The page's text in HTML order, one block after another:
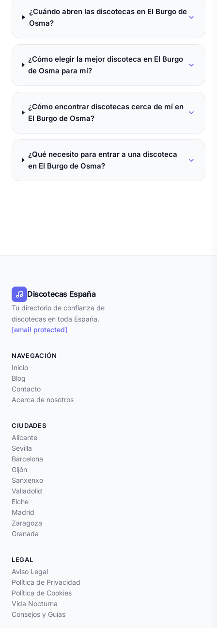
¿Cuándo abren las discotecas en El Burgo de
Osma?
¿Cómo elegir la mejor discoteca en El Burgo
de Osma para mí?
¿Cómo encontrar discotecas cerca de mí en
El Burgo de Osma?
¿Qué necesito para entrar a una discoteca
en El Burgo de Osma?
Discotecas España
Tu directorio de confianza de
discotecas en toda España.
[email protected]
NAVEGACIÓN
Inicio
Blog
Contacto
Acerca de nosotros
CIUDADES
Alicante
Sevilla
Barcelona
Gijón
Sanxenxo
Valladolid
Elche
Madrid
Zaragoza
Granada
LEGAL
Aviso Legal
Política de Privacidad
Política de Cookies
Vida Nocturna
Consejos y Guías